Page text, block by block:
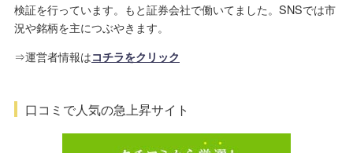
検証を行っています。もと証券会社で働いてました。SNSでは市
況や銘柄を主につぶやきます。
⇒運営者情報はコチラをクリック
口コミで人気の急上昇サイト